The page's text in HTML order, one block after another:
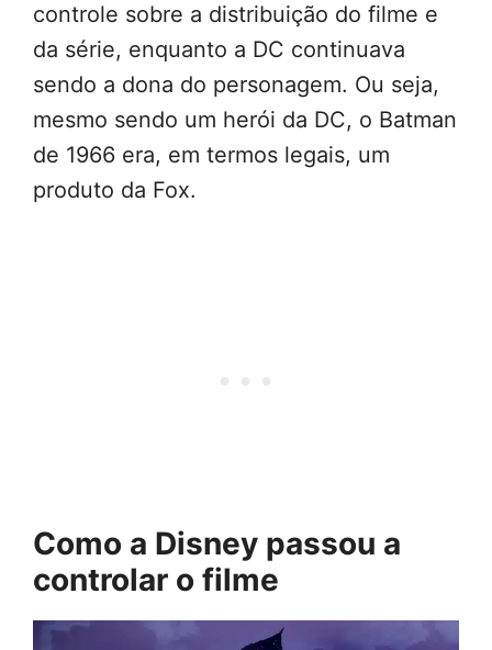
controle sobre a distribuição do filme e
da série, enquanto a DC continuava
sendo a dona do personagem. Ou seja,
mesmo sendo um herói da DC, o Batman
de 1966 era, em termos legais, um
produto da Fox.
Como a Disney passou a
controlar o filme